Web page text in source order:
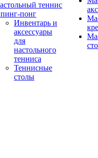
теннис
понг
Инвентарь и
аксессуары
для
настольного
тенниса
Теннисные
столы